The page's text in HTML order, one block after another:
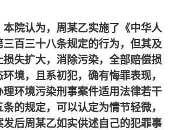
本院认为，周某乙实施了《中华人
三百三十八条规定的行为，但其及
损失扩大，消除污染，全部赔偿损
境，且系初犯，确有悔罪表现，
环境污染刑事案件适用法律若干
的规定，可以认定为情节轻微，
后周某乙如实供述自己的犯罪事